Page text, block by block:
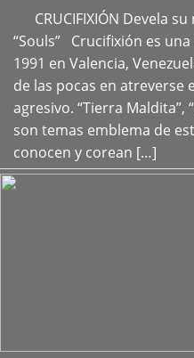
CRUCIFIXIÓN Devela
“Souls” Crucifixión es
1991 en Valencia,
de las pocas en atreverse
agresivo. “Tierra Maldita”,
son temas emblema de
conocen y corean […]